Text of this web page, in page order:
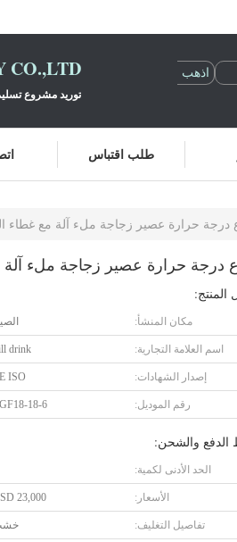
CO.,LTD
توريد مشروع
طلب اقتباس
درجة حرارة عصير زجاجة ملء آلة مع غطاء
درجة حرارة عصير زجاجة ملء
المنتج:
مكان المنشأ:
اسم العلامة التجارية: drink
إصدار الشهادات: ISO
رقم الموديل: 18-6
والشحن:
الحد الأدنى لكمية:
الأسعار: 23,000 USD
تفاصيل التغليف: